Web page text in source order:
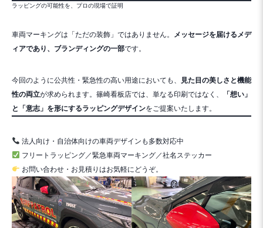
ラッピングの可能性を、プロの現場で証明
車両マーキングは「ただの装飾」ではありません。 メッセージを届けるメデ
ィアであり、ブランディングの一部です。
今回のように公共性・緊急性の高い用途においても、
見た目の美しさと機能
性の両立が求められます。篠崎看板店では、単なる印刷ではなく、
「想い」
と「意志」を形にするラッピングデザインをご提案いたします。
法人向け・自治体向けの車両デザインも多数対応中
フリートラッピング／緊急車両マーキング／社名ステッカー
お問い合わせ・お見積りはお気軽にどうぞ。